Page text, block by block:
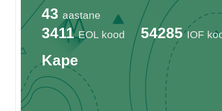
43 aastane
3411EOL kood 54285IOF
Kape